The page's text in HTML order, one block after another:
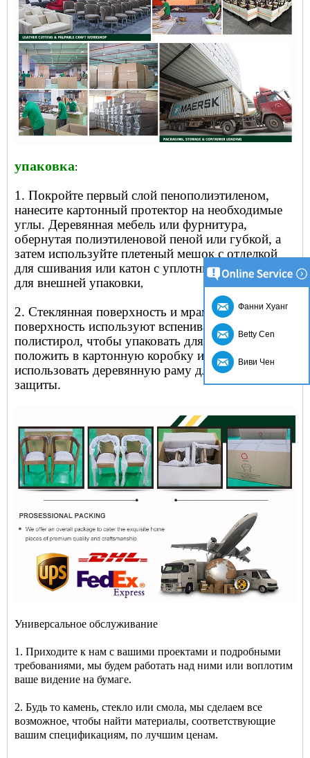
упаковка:
1. Покройте первый слой пенополиэтиленом,
нанесите картонный протектор на необходимые
углы. Деревянная мебель или фурнитура,
обернутая полиэтиленовой пеной или губкой, а
затем используйте плетеный мешок с отделкой
для сшивания или катон с уплотнительной лентой
для внешней упаковки,
2. Стеклянная поверхность и мраморная
поверхность используют вспенивающийся
полистирол, чтобы упаковать для первого шага,
положить в картонную коробку и затем
использовать деревянную раму для обеспечения
защиты.
Универсальное обслуживание
1. Приходите к нам с вашими проектами и подробными
требованиями, мы будем работать над ними или воплотим
ваше видение на бумаге.
2. Будь то камень, стекло или смола, мы сделаем все
возможное, чтобы найти материалы, соответствующие
вашим спецификациям, по лучшим ценам.
Фанни Хуанг
Betty Cen
Виви Чен